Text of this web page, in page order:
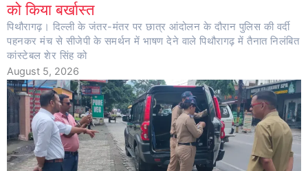
को किया बर्खास्त
पिथौरागढ़। दिल्ली के जंतर-मंतर पर छात्र आंदोलन के दौरान पुलिस की वर्दी
पहनकर मंच से सीजेपी के समर्थन में भाषण देने वाले पिथौरागढ़ में तैनात निलंबित
कांस्टेबल शेर सिंह को
August 5, 2026